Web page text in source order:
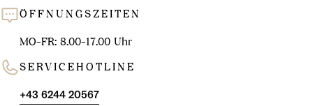
ÖFFNUNGSZEITEN
MO-FR: 8.00-17.00 Uhr
SERVICEHOTLINE
+43 6244 20567